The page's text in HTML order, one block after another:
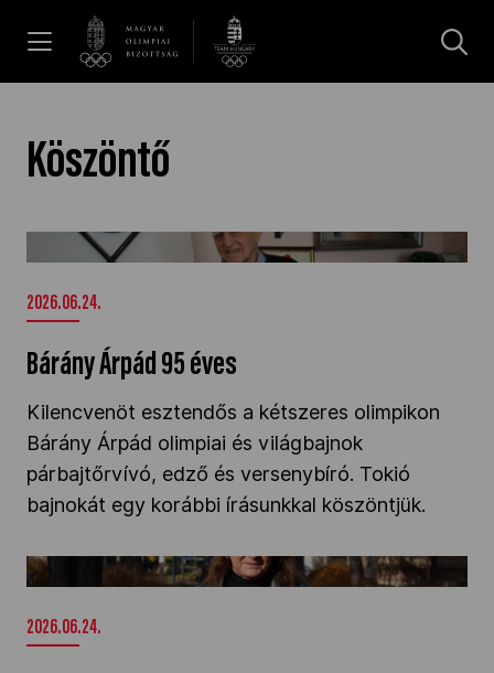
Dakar 2026
Los Angeles 2028
MOB
NOB
Köszöntő
Bárány Árpád 95 éves" />
2026.06.24.
Bárány Árpád 95 éves
Kilencvenöt esztendős a kétszeres olimpikon
Bárány Árpád olimpiai és világbajnok
párbajtőrvívó, edző és versenybíró. Tokió
bajnokát egy korábbi írásunkkal köszöntjük.
Mészáros Erika 60 éves" />
2026.06.24.